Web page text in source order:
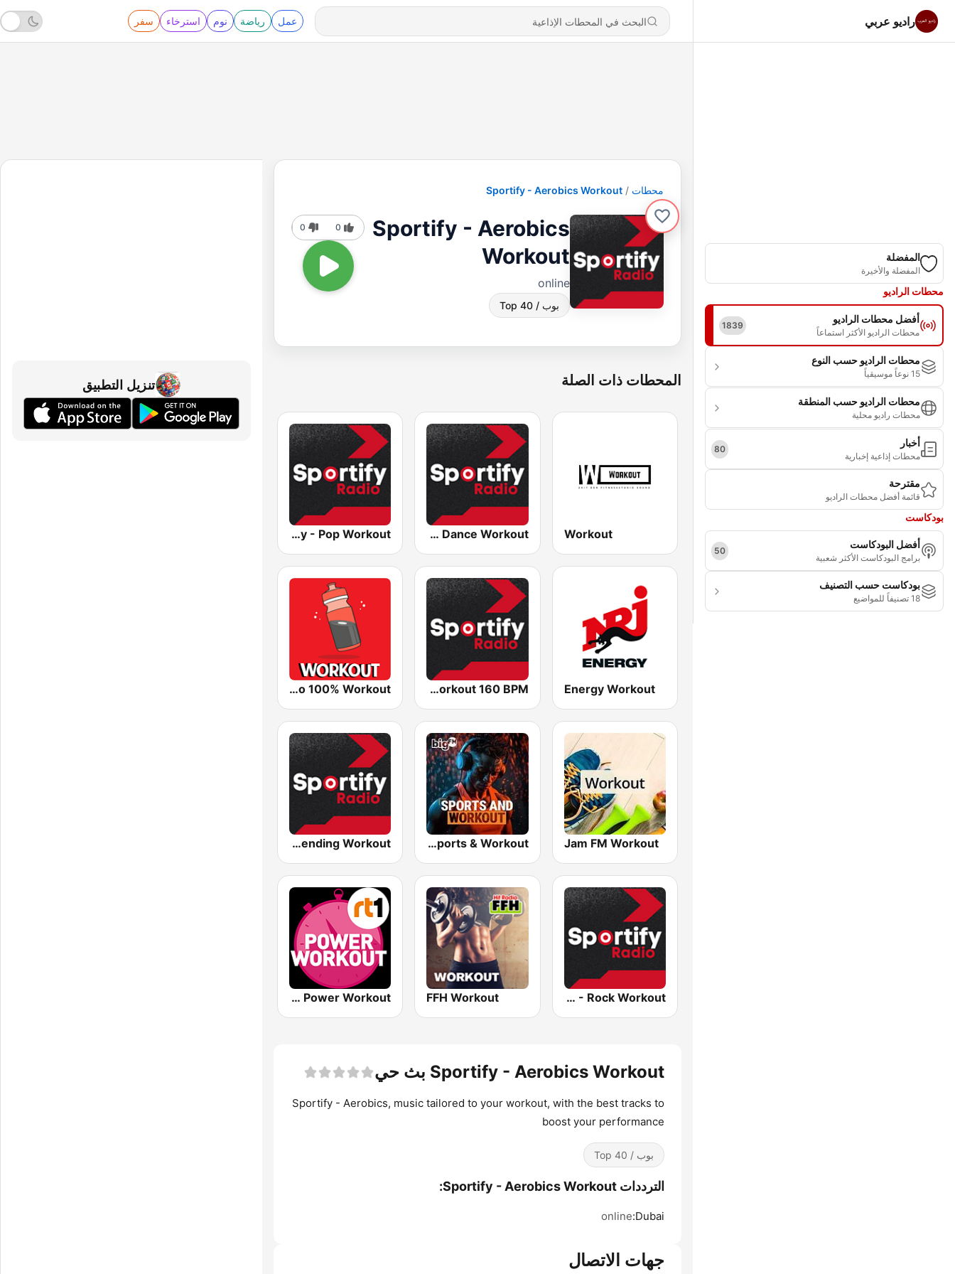
راديو عربي عمل رياضة نوم استرخاء سفر
المفضلة
المفضلة والأخيرة
محطات الراديو
أفضل محطات الراديو
محطات الراديو الأكثر استماعاً
1839
محطات الراديو حسب النوع
15 نوعاً موسيقياً
محطات الراديو حسب المنطقة
محطات راديو محلية
أخبار
محطات إذاعية إخبارية
80
مقترحة
قائمة أفضل محطات الراديو
بودكاست
أفضل البودكاست
برامج البودكاست الأكثر شعبية
50
بودكاست حسب التصنيف
18 تصنيفاً للمواضيع
محطات Sportify - Aerobics Workout
Sportify - Aerobics
Workout
online
بوب / Top 40
0
0
المحطات ذات الصلة
Workout
Sportify - Dance Workout
Sportify - Pop Workout
Energy Workout
Sportify - Running Workout 160 BPM
Radio 100% Workout
Jam FM Workout
bigFM Sports & Workout
Sportify - Trending Workout
Sportify - Rock Workout
FFH Workout
RT1 Power Workout
Sportify - Aerobics Workout بث حي
Sportify - Aerobics, music tailored to your workout, with the best tracks to
boost your performance
بوب / Top 40
الترددات Sportify - Aerobics Workout:
Dubai:
online
جهات الاتصال
تنزيل التطبيق